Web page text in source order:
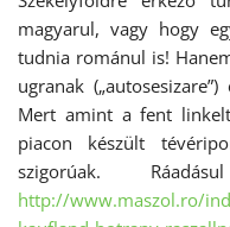
magyarul, vagy hogy
tudnia románul is!
ugranak
Mert amint a fent
piacon készült
szigorúak.
http://www.maszol.ro/